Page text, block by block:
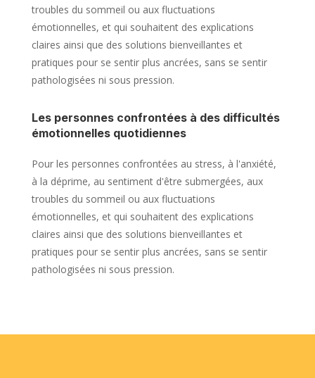
troubles du sommeil ou aux fluctuations
émotionnelles, et qui souhaitent des explications
claires ainsi que des solutions bienveillantes et
pratiques pour se sentir plus ancrées, sans se sentir
pathologisées ni sous pression.
Les personnes confrontées à des difficultés
émotionnelles quotidiennes
Pour les personnes confrontées au stress, à l'anxiété,
à la déprime, au sentiment d'être submergées, aux
troubles du sommeil ou aux fluctuations
émotionnelles, et qui souhaitent des explications
claires ainsi que des solutions bienveillantes et
pratiques pour se sentir plus ancrées, sans se sentir
pathologisées ni sous pression.